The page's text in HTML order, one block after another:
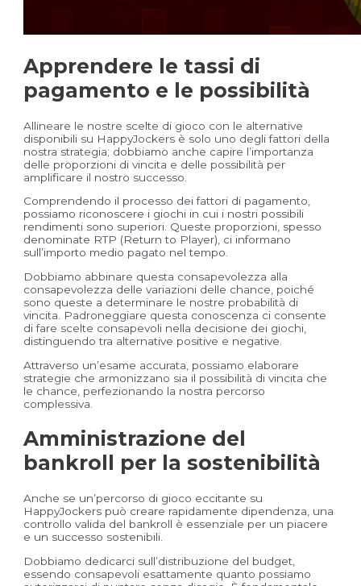
Apprendere le tassi di
pagamento e le possibilità
Allineare le nostre scelte di gioco con le alternative
disponibili su HappyJockers è solo uno degli fattori della
nostra strategia; dobbiamo anche capire l’importanza
delle proporzioni di vincita e delle possibilità per
amplificare il nostro successo.
Comprendendo il processo dei fattori di pagamento,
possiamo riconoscere i giochi in cui i nostri possibili
rendimenti sono superiori. Queste proporzioni, spesso
denominate RTP (Return to Player), ci informano
sull’importo medio pagato nel tempo.
Dobbiamo abbinare questa consapevolezza alla
consapevolezza delle variazioni delle chance, poiché
sono queste a determinare le nostre probabilità di
vincita. Padroneggiare questa conoscenza ci consente
di fare scelte consapevoli nella decisione dei giochi,
distinguendo tra alternative positive e negative.
Attraverso un’esame accurata, possiamo elaborare
strategie che armonizzano sia il possibilità di vincita che
le chance, perfezionando la nostra percorso
complessiva.
Amministrazione del
bankroll per la sostenibilità
Anche se un’percorso di gioco eccitante su
HappyJockers può creare rapidamente dipendenza, una
controllo valida del bankroll è essenziale per un piacere
e un successo sostenibili.
Dobbiamo dedicarci sull’distribuzione del budget,
essendo consapevoli esattamente quanto possiamo